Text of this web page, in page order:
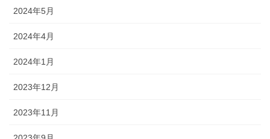
2024年5月
2024年4月
2024年1月
2023年12月
2023年11月